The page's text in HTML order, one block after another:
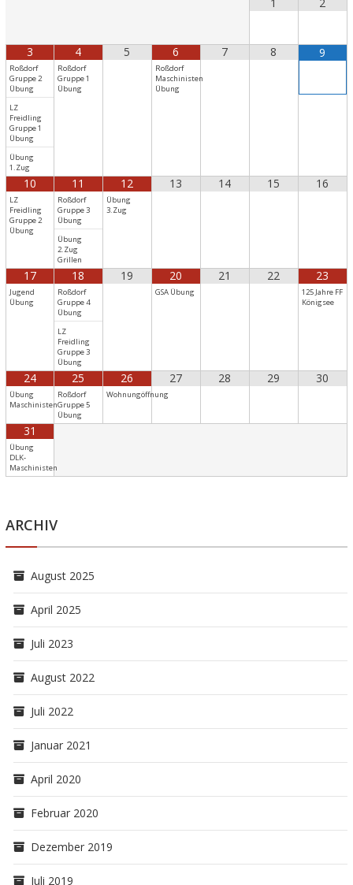
3
Roßdorf
Gruppe 2
Übung
LZ
Freidling
Gruppe 1
Übung
Übung
1.Zug
4
Roßdorf
Gruppe 1
Übung
5 6
Roßdorf
Maschinisten
Übung
7 8 9
10
LZ
Freidling
Gruppe 2
Übung
11
Roßdorf
Gruppe 3
Übung
Übung
2.Zug
Grillen
12
Übung
3.Zug
13 14 15 16
17
Jugend
Übung
18
Roßdorf
Gruppe 4
Übung
LZ
Freidling
Gruppe 3
Übung
19 20
GSA Übung
21 22 23
125 Jahre FF
Königsee
24
Übung
Maschinisten
25
Roßdorf
Gruppe 5
Übung
26
Wohnungöffnung
27 28 29 30
31
Übung
DLK-
Maschinisten
ARCHIV
August 2025
April 2025
Juli 2023
August 2022
Juli 2022
Januar 2021
April 2020
Februar 2020
Dezember 2019
Juli 2019